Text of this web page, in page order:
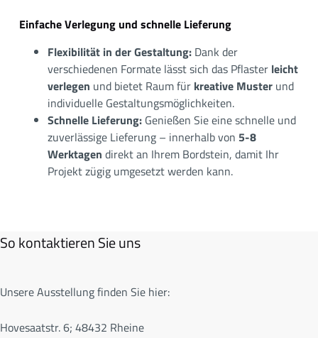
Einfache Verlegung und schnelle Lieferung
Flexibilität in der Gestaltung:Dank der
verschiedenen Formate lässt sich das Pflaster leicht
verlegen und bietet Raum für kreative Musterund
individuelle Gestaltungsmöglichkeiten.
Schnelle Lieferung:Genießen Sie eine schnelle und
zuverlässige Lieferung – innerhalb von 5-8
Werktagen direkt an Ihrem Bordstein, damit Ihr
Projekt zügig umgesetzt werden kann.
So kontaktieren Sie uns
Unsere Ausstellung finden Sie hier:
Hovesaatstr. 6; 48432 Rheine